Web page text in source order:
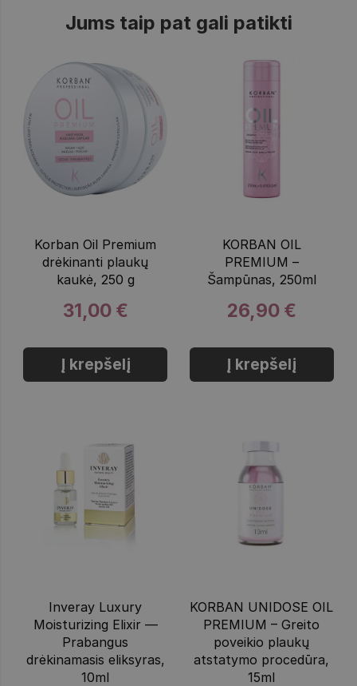
Jums taip pat gali patikti
Korban Oil Premium
drėkinanti plaukų
kaukė, 250 g
31,00 €
Į krepšelį
KORBAN OIL
PREMIUM –
Šampūnas, 250ml
26,90 €
Į krepšelį
Inveray Luxury
Moisturizing Elixir —
Prabangus
drėkinamasis eliksyras,
10ml
KORBAN UNIDOSE OIL
PREMIUM – Greito
poveikio plaukų
atstatymo procedūra,
15ml